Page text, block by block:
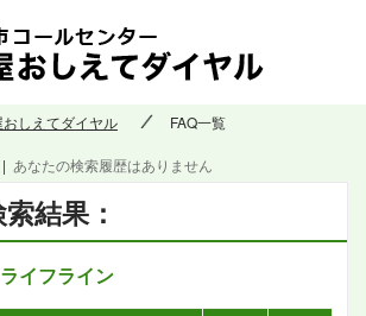
しえてダイヤル FAQ一覧
結果：
イフライン
| あなたの検索履歴はありません